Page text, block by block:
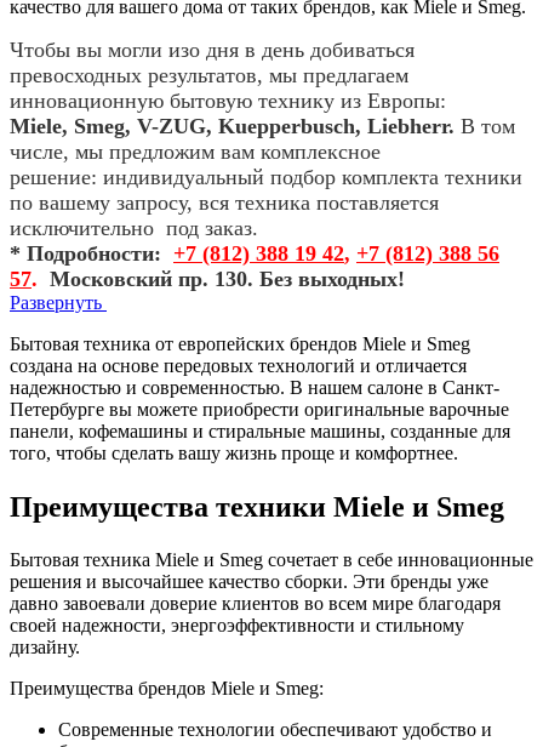
качество для вашего дома от таких брендов, как Miele и Smeg.
Чтобы вы могли изо дня в день добиваться
превосходных результатов, мы предлагаем
инновационную бытовую технику из Европы:
Miele, Smeg, V-ZUG, Kuepperbusch, Liebherr. В том
числе, мы предложим вам комплексное
решение: индивидуальный подбор комплекта техники
по вашему запросу, вся техника поставляется
исключительно под заказ.
* Подробности: +7 (812) 388 19 42, +7 (812) 388 56
57. Московский пр. 130. Без выходных!
Развернуть
Бытовая техника от европейских брендов Miele и Smeg
создана на основе передовых технологий и отличается
надежностью и современностью. В нашем салоне в Санкт-
Петербурге вы можете приобрести оригинальные варочные
панели, кофемашины и стиральные машины, созданные для
того, чтобы сделать вашу жизнь проще и комфортнее.
Преимущества техники Miele и Smeg
Бытовая техника Miele и Smeg сочетает в себе инновационные
решения и высочайшее качество сборки. Эти бренды уже
давно завоевали доверие клиентов во всем мире благодаря
своей надежности, энергоэффективности и стильному
дизайну.
Преимущества брендов Miele и Smeg:
Современные технологии обеспечивают удобство и